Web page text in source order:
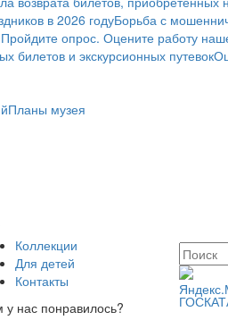
в 2026 годуБорьба с
Пройдите опрос. Оцените работу
и экскурсионных путевок
Планы музея
Коллекции
Для детей
Контакты
у нас понравилось?